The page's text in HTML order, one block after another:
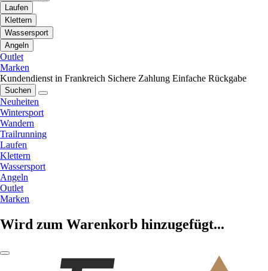
Laufen
Klettern
Wassersport
Angeln
Outlet
Marken
Kundendienst in Frankreich Sichere Zahlung Einfache Rückgabe
Suchen
Neuheiten
Wintersport
Wandern
Trailrunning
Laufen
Klettern
Wassersport
Angeln
Outlet
Marken
Wird zum Warenkorb hinzugefügt...